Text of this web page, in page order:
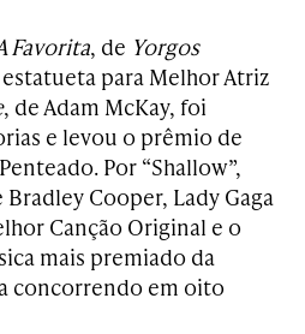
Favorita, de Yorgos
para Melhor Atriz
, de Adam McKay, foi
e levou o prêmio de
Por “Shallow”,
Bradley Cooper, Lady Gaga
Canção Original e o
mais premiado da
concorrendo em oito